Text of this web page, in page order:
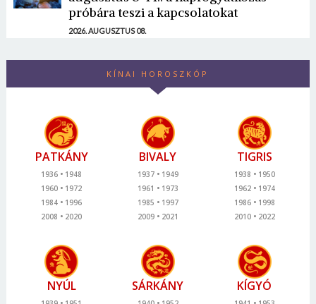
próbára teszi a kapcsolatokat
2026. AUGUSZTUS 08.
KÍNAI HOROSZKÓP
PATKÁNY
1936
1948
1960
1972
1984
1996
2008
2020
BIVALY
1937
1949
1961
1973
1985
1997
2009
2021
TIGRIS
1938
1950
1962
1974
1986
1998
2010
2022
NYÚL SÁRKÁNY KÍGYÓ